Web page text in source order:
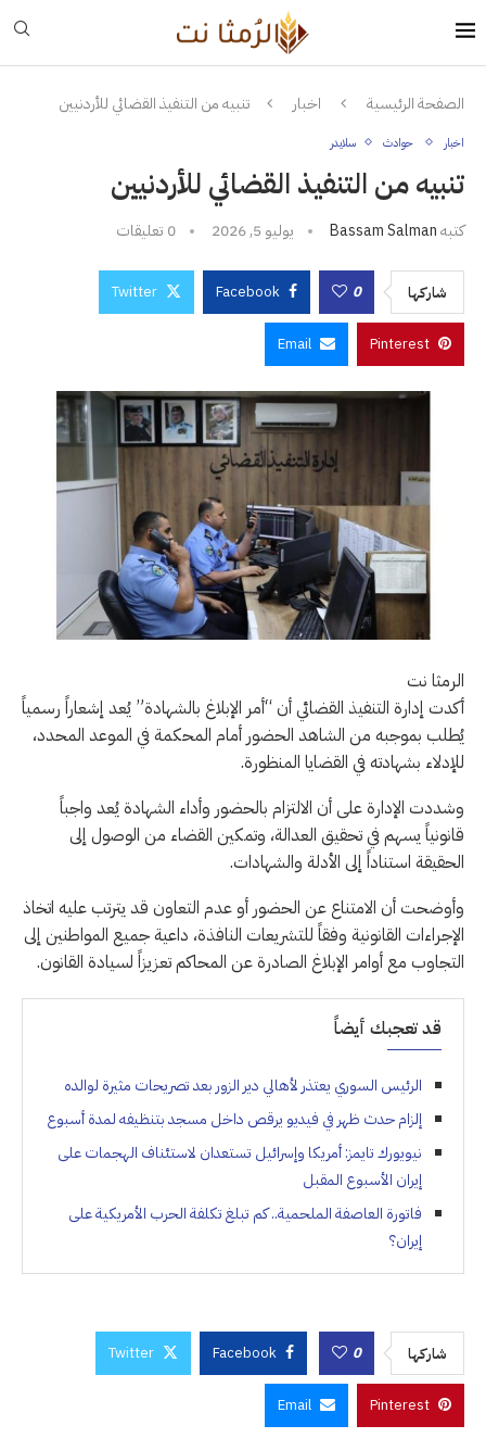
الصفحة الرئيسية اخبار تنبيه من التنفيذ القضائي للأردنيين
اخبار حوادث سلايدر
تنبيه من التنفيذ القضائي للأردنيين
كتبهBassam Salman يوليو 5, 2026 0 تعليقات
شاركها 0
Facebook
Twitter
Pinterest
Email
الرمثا نت
أكدت إدارة التنفيذ القضائي أن “أمر الإبلاغ بالشهادة” يُعد إشعاراً رسمياً
يُطلب بموجبه من الشاهد الحضور أمام المحكمة في الموعد المحدد،
للإدلاء بشهادته في القضايا المنظورة.
وشددت الإدارة على أن الالتزام بالحضور وأداء الشهادة يُعد واجباً
قانونياً يسهم في تحقيق العدالة، وتمكين القضاء من الوصول إلى
الحقيقة استناداً إلى الأدلة والشهادات.
وأوضحت أن الامتناع عن الحضور أو عدم التعاون قد يترتب عليه اتخاذ
الإجراءات القانونية وفقاً للتشريعات النافذة، داعية جميع المواطنين إلى
التجاوب مع أوامر الإبلاغ الصادرة عن المحاكم تعزيزاً لسيادة القانون.
قد تعجبك أيضاً
الرئيس السوري يعتذر لأهالي دير الزور بعد تصريحات مثيرة لوالده
إلزام حدث ظهر في فيديو يرقص داخل مسجد بتنظيفه لمدة أسبوع
نيويورك تايمز: أمريكا وإسرائيل تستعدان لاستئناف الهجمات على
إيران الأسبوع المقبل
فاتورة العاصفة الملحمية.. كم تبلغ تكلفة الحرب الأمريكية على
إيران؟
شاركها 0
Facebook
Twitter
Pinterest
Email